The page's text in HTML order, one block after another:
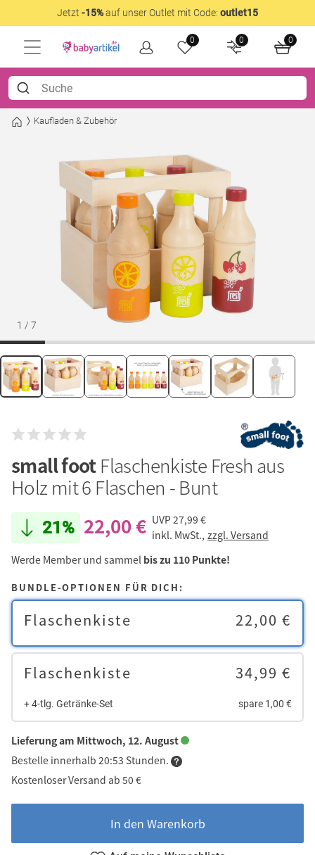
Jetzt -15%auf unser Outlet mit Code: outlet15
0 0 0
Kaufladen & Zubehör
1 / 7
small footFlaschenkiste Fresh aus
Holz mit 6 Flaschen - Bunt
21% 22,00 € UVP27,99 €
inkl. MwSt., zzgl. Versand
Werde Member und sammel bis zu 110 Punkte!
BUNDLE-OPTIONEN FÜR DICH:
Flaschenkiste 22,00 €
Flaschenkiste
+ 4-tlg. Getränke-Set
34,99 €
spare 1,00 €
Lieferung am Mittwoch, 12. August
Bestelle innerhalb 20:53 Stunden.
Kostenloser Versand ab 50 €
In den Warenkorb